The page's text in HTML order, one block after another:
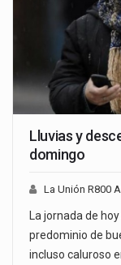
Lluvias y
domingo
La Unión R800
La jornada de
predominio de
incluso caluroso